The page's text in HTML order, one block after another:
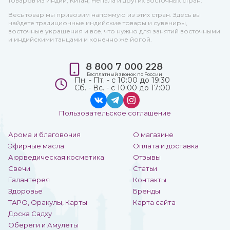
Весь товар мы привозим напрямую из этих стран. Здесь вы
найдете традиционные индийские товары и сувениры,
восточные украшения и все, что нужно для занятий восточными
и индийскими танцами и конечно же йогой.
Арома и благовония
Эфирные масла
Аюрведическая косметика
Свечи
Галантерея
Здоровье
ТАРО, Оракулы, Карты
Доска Садху
Обереги и Амулеты
О магазине
Оплата и доставка
Отзывы
Статьи
Контакты
Бренды
Карта сайта
8 800 7 000 228
Бесплатный звонок по России
Пн. - Пт. - с 10:00 до 19:30
Сб. - Вс. - с 10:00 до 17:00
Пользовательское соглашение